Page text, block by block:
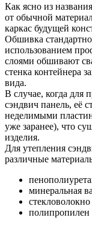
Как ясно из
от обычной
каркас будущей
Обшивка
использованием
слоями обшивают
стенка контейнера
вида.
В случае, когда для
сэндвич панель, её
неделимыми
уже заранее), что
изделия.
Для утепления
различные
минеральная
стекловолокно
полипропилен